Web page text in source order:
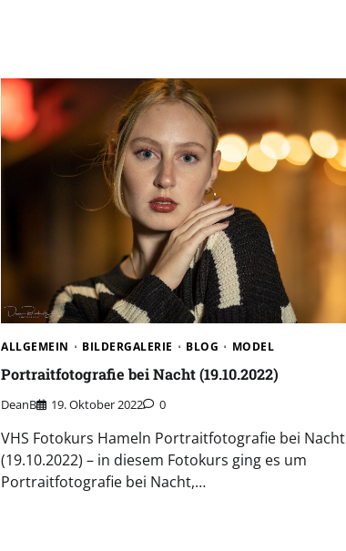
ALLGEMEIN BILDERGALERIE BLOG MODEL
Portraitfotografie bei Nacht (19.10.2022)
DeanB 19. Oktober 2022 0
VHS Fotokurs Hameln Portraitfotografie bei Nacht
(19.10.2022) – in diesem Fotokurs ging es um
Portraitfotografie bei Nacht,…